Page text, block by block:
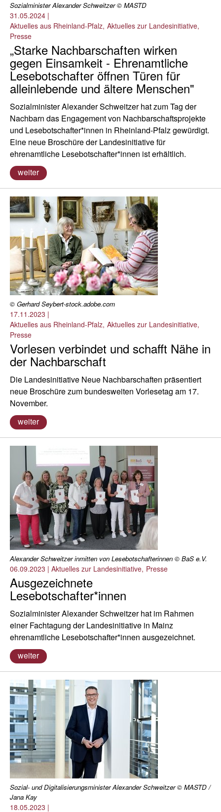
Sozialminister Alexander Schweitzer © MASTD
31.05.2024 |
Aktuelles aus Rheinland-Pfalz Aktuelles zur Landesinitiative
Presse
„Starke Nachbarschaften wirken
gegen Einsamkeit - Ehrenamtliche
Lesebotschafter öffnen Türen für
alleinlebende und ältere Menschen"
Sozialminister Alexander Schweitzer hat zum Tag der
Nachbarn das Engagement von Nachbarschaftsprojekte
und Lesebotschafter*innen in Rheinland-Pfalz gewürdigt.
Eine neue Broschüre der Landesinitiative für
ehrenamtliche Lesebotschafter*innen ist erhältlich.
weiter
© Gerhard Seybert-stock.adobe.com
17.11.2023 |
Aktuelles aus Rheinland-Pfalz Aktuelles zur Landesinitiative
Presse
Vorlesen verbindet und schafft Nähe in
der Nachbarschaft
Die Landesinitiative Neue Nachbarschaften präsentiert
neue Broschüre zum bundesweiten Vorlesetag am 17.
November.
weiter
Alexander Schweitzer inmitten von Lesebotschafterinnen © BaS e.V.
06.09.2023 | Aktuelles zur Landesinitiative Presse
Ausgezeichnete
Lesebotschafter*innen
Sozialminister Alexander Schweitzer hat im Rahmen
einer Fachtagung der Landesinitiative in Mainz
ehrenamtliche Lesebotschafter*innen ausgezeichnet.
weiter
Sozial- und Digitalisierungsminister Alexander Schweitzer © MASTD /
Jana Kay
18.05.2023 |